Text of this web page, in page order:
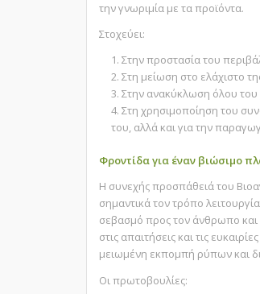
την γνωριμία με τα προϊόντα.
Στοχεύει:
Στην προστασία του
Στη μείωση στο ελάχιστο
Στην ανακύκλωση όλου του
Στη χρησιμοποίηση του
του, αλλά και για την
Φροντίδα για έναν βιώσιμο
H συνεχής προσπάθειά του
σημαντικά τον τρόπο
σεβασμό προς τον άνθρωπο και
στις απαιτήσεις και τις
μειωμένη εκπομπή ρύπων και
Οι πρωτοβουλίες: